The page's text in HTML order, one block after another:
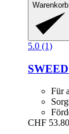
Warenkorb
5.0 (1)
SWEED
Für
CHF 53.80